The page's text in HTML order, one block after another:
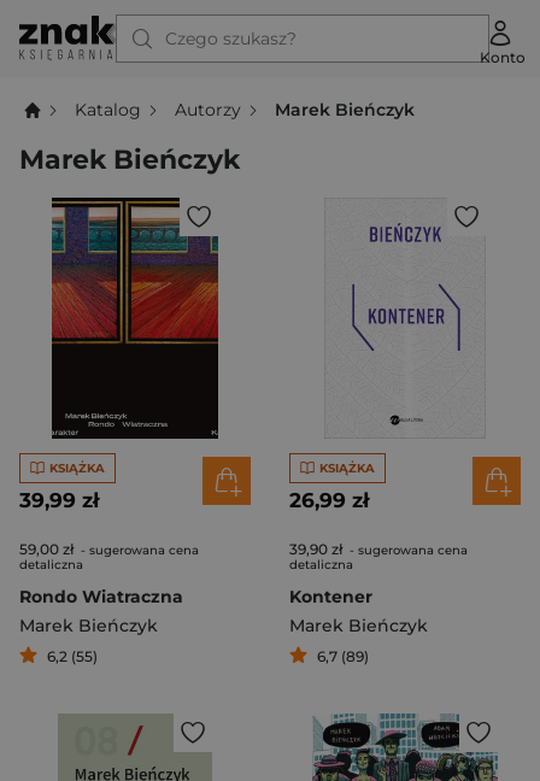
Czego szukasz?
Konto
Katalog Autorzy Marek Bieńczyk
Marek Bieńczyk
KSIĄŻKA
39,99 zł
59,00 zł - sugerowana cena
detaliczna
Rondo Wiatraczna
Marek Bieńczyk
6,2 (55)
KSIĄŻKA
26,99 zł
39,90 zł - sugerowana cena
detaliczna
Kontener
Marek Bieńczyk
6,7 (89)